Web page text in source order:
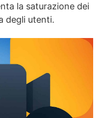
la saturazione dei
degli utenti.